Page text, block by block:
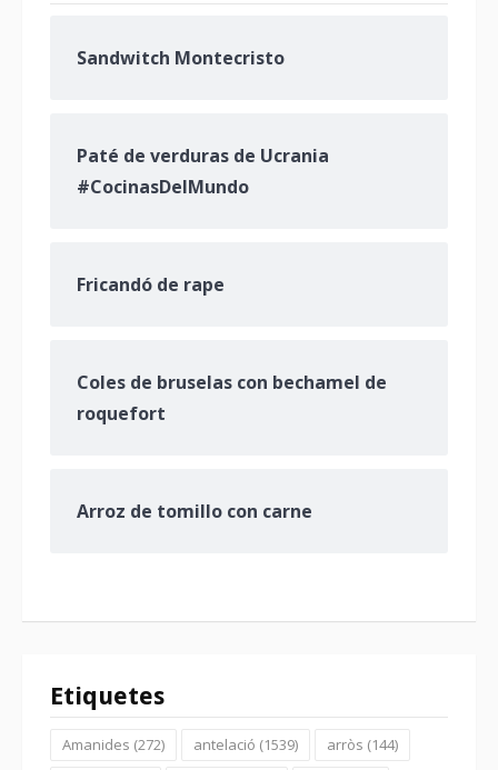
Sandwitch Montecristo
Paté de verduras de Ucrania
#CocinasDelMundo
Fricandó de rape
Coles de bruselas con bechamel de
roquefort
Arroz de tomillo con carne
Etiquetes
Amanides (272) antelació (1539) arròs (144)